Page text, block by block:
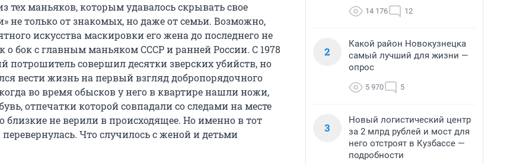
тех маньяков, которым удавалось скрывать свое
не только от знакомых, но даже от семьи. Возможно,
искусства маскировки его жена до последнего не
о бок с главным маньяком СССР и ранней России. С 1978
потрошитель совершил десятки зверских убийств, но
вести жизнь на первый взгляд добропорядочного
во время обысков у него в квартире нашли ножи,
отпечатки которой совпадали со следами на месте
близкие не верили в происходящее. Но именно в тот
Что случилось с женой и детьми
14 176 12
2
Какой район Новокузнецка
самый лучший для жизни —
опрос
5 970 5
3
Новый логистический центр
за 2 млрд рублей и мост для
него отстроят в Кузбассе —
подробности